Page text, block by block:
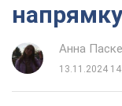
Анна
13.11.2024